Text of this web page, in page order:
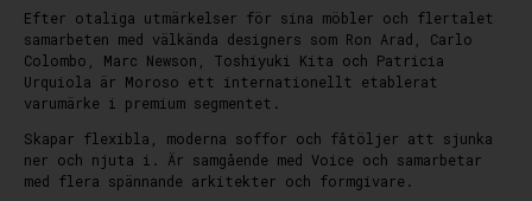
Efter otaliga utmärkelser för sina möbler och flertalet
samarbeten med välkända designers som Ron Arad, Carlo
Colombo, Marc Newson, Toshiyuki Kita och Patricia
Urquiola är Moroso ett internationellt etablerat
varumärke i premium segmentet.
Skapar flexibla, moderna soffor och fåtöljer att sjunka
ner och njuta i. Är samgående med Voice och samarbetar
med flera spännande arkitekter och formgivare.